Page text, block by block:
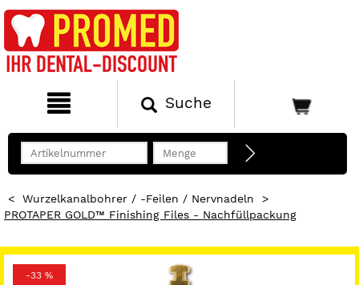
Suche
< Wurzelkanalbohrer / -Feilen / Nervnadeln
>
PROTAPER GOLD™ Finishing Files - Nachfüllpackung
-33 %